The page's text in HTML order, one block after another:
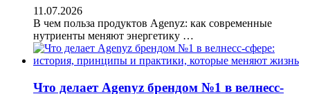
11.07.2026
В чем польза продуктов Agenyz: как современные
нутриенты меняют энергетику …
Что делает Agenyz брендом №1 в велнесс-